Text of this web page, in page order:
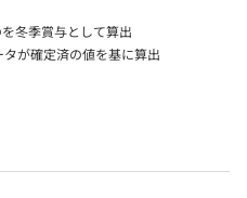
冬季賞与として算出
が確定済の値を基に算出